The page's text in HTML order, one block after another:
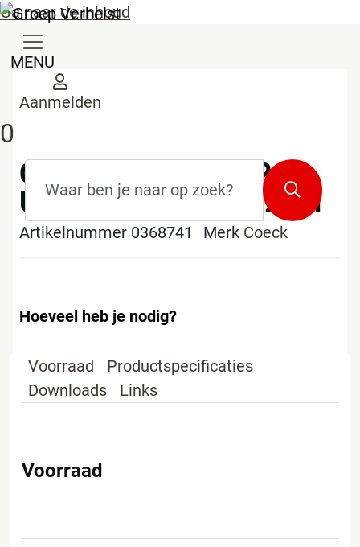
Ga naar de inhoud
MENU
Aanmelden
0
Zoekterm
Zoeken
Coeck terrastegel 2.0
Urban grey 60x60x2cm
Artikelnummer 0368741 Merk Coeck
Hoeveel heb je nodig?
Voorraad
Productspecificaties
Downloads
Links
Voorraad